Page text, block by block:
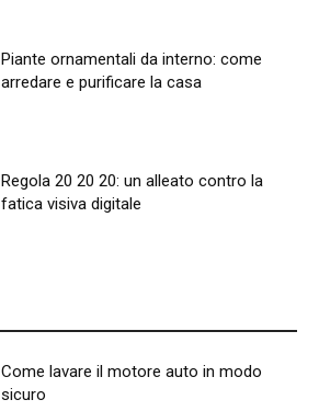
Piante ornamentali da interno: come
arredare e purificare la casa
Regola 20 20 20: un alleato contro la
fatica visiva digitale
Come lavare il motore auto in modo
sicuro